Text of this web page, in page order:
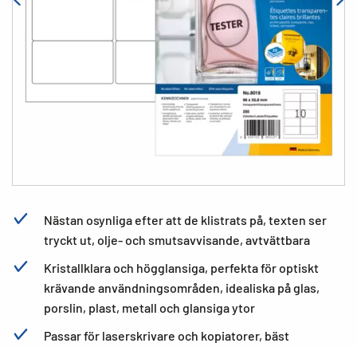
Nästan osynliga efter att de klistrats på, texten ser
tryckt ut, olje- och smutsavvisande, avtvättbara
Kristallklara och högglansiga, perfekta för optiskt
krävande användningsområden, idealiska på glas,
porslin, plast, metall och glansiga ytor
Passar för laserskrivare och kopiatorer, bäst